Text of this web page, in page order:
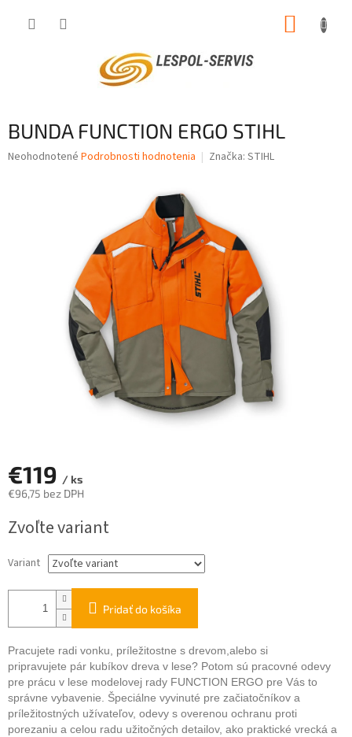
BUNDA FUNCTION ERGO STIHL
Priemerné
Neohodnotené Podrobnosti hodnotenia Značka: STIHL
€119 / ks
€96,75 bez DPH
cena:
Zvoľte variant
Variant
Pridať do košíka
Pracujete radi vonku, príležitostne s drevom,alebo si
pripravujete pár kubíkov dreva v lese? Potom sú pracovné odevy
pre prácu v lese modelovej rady FUNCTION ERGO pre Vás to
správne vybavenie. Špeciálne vyvinuté pre začiatočníkov a
príležitostných užívateľov, odevy s overenou ochranu proti
porezaniu a celou radu užitočných detailov, ako praktické vrecká a